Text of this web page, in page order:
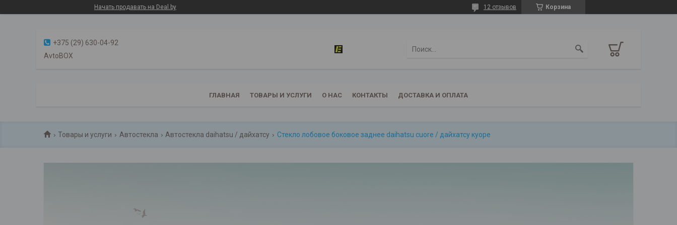
Начать продавать на Deal.by Корзина
12 отзывов
+375 (29) 630-04-92
AvtoBOX
ГЛАВНАЯ ТОВАРЫ И УСЛУГИ О НАС КОНТАКТЫ ДОСТАВКА И ОПЛАТА
Товары и услуги Автостекла Автостекла daihatsu / дайхатсу Стекло лобовое боковое заднее daihatsu cuore / дайхатсу куоре